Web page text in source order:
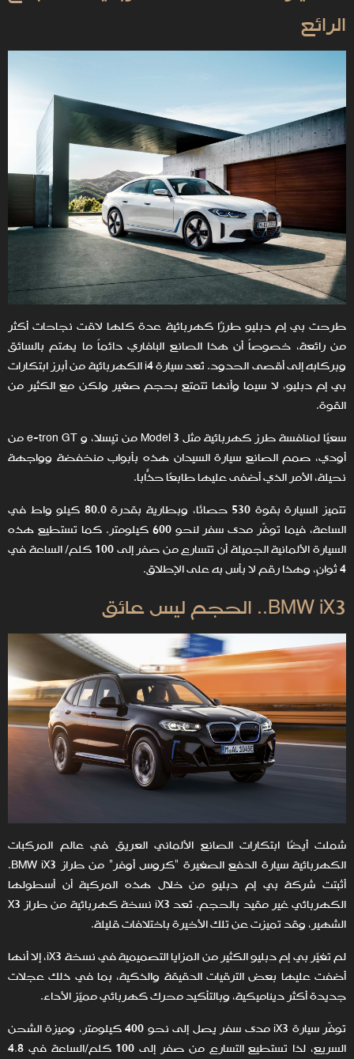
الرائع
طرحت بي إم دبليو طرزًا كهربائية عدة كلها لاقت نجاحات أكثر
من رائعة، خصوصاً أن هذا الصانع البافاري دائماً ما يهتم بالسائق
وبركابه إلى أقصى الحدود. تُعد سيارة i4 الكهربائية من أبرز ابتكارات
بي إم دبليو، لا سيما وأنها تتمتع بحجم صغير ولكن مع الكثير من
القوة.
سعيًا لمنافسة طرز كهربائية مثل Model 3 من تيِسلا، و e-tron GT من
أودي، صمم الصانع سيارة السيدان هذه بأبواب منخفضة وواجهة
نحيلة، الأمر الذي أضفى عليها طابعًا حذّابًا.
تتميز السيارة بقوة 530 حصانًا، وبطارية بقدرة 80.0 كيلو واط في
الساعة، فيما توفّر مدى سفر لنحو 600 كيلومتر. كما تستطيع هذه
السيارة الألمانية الجميلة أن تتسارع من صفر إلى 100 كلم/ الساعة في
4 ثوانٍ، وهذا رقم لا بأس به على الإطلاق.
BMW iX3.. الحجم ليس عائق
شملت أيضًا ابتكارات الصانع الألماني العريق في عالم المركبات
الكهربائية سيارة الدفع الصغيرة "كروس أوفر" من طراز BMW iX3.
أثبتت شركة بي إم دبليو من خلال هذه المركبة أن أسطولها
الكهربائي غير مقيد بالحجم. تُعد iX3 نسخة كهربائية من طراز X3
الشهير، وقد تميزت عن تلك الأخيرة باختلافات قليلة.
لم تغيّر بي إم دبليو الكثير من المزايا التصميمية في نسخة iX3، إلا أنها
أضفت عليها بعض الترقيات الدقيقة والذكية، بما في ذلك عجلات
جديدة أكثر ديناميكية، وبالتأكيد محرك كهربائي مميّز الأداء.
توفّر سيارة iX3 مدى سفر يصل إلى نحو 400 كيلومتر، وميزة الشحن
السريع، لذا تستطيع التسارع من صفر إلى 100 كلم/الساعة في 4.8